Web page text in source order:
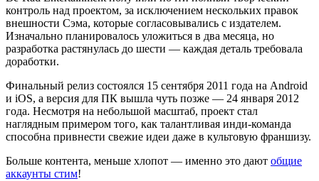
контроль над проектом, за исключением нескольких правок
внешности Сэма, которые согласовывались с издателем.
Изначально планировалось уложиться в два месяца, но
разработка растянулась до шести — каждая деталь требовала
доработки.
Финальный релиз состоялся 15 сентября 2011 года на Android
и iOS, а версия для ПК вышла чуть позже — 24 января 2012
года. Несмотря на небольшой масштаб, проект стал
наглядным примером того, как талантливая инди-команда
способна привнести свежие идеи даже в культовую франшизу.
Больше контента, меньше хлопот — именно это дают общие
аккаунты стим!